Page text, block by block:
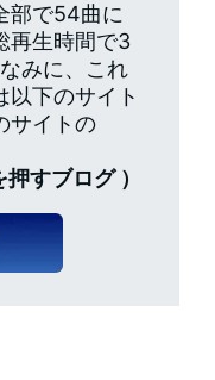
部で54曲に
再生時間で3
みに、これ
以下のサイト
サイトの
すブログ ）